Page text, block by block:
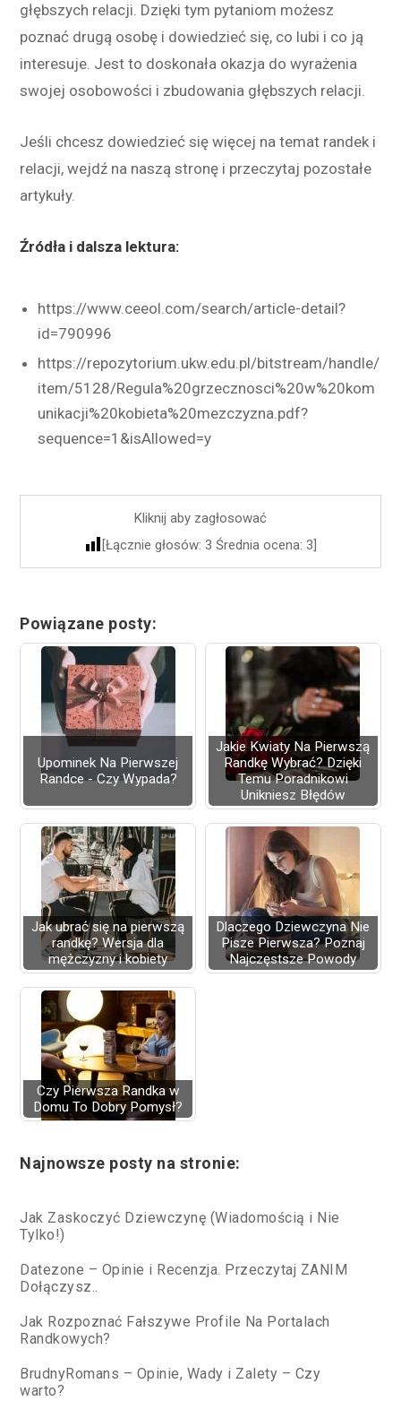
głębszych relacji. Dzięki tym pytaniom możesz
poznać drugą osobę i dowiedzieć się, co lubi i co ją
interesuje. Jest to doskonała okazja do wyrażenia
swojej osobowości i zbudowania głębszych relacji.
Jeśli chcesz dowiedzieć się więcej na temat randek i
relacji, wejdź na naszą stronę i przeczytaj pozostałe
artykuły.
Źródła i dalsza lektura:
https://www.ceeol.com/search/article-detail?
id=790996
https://repozytorium.ukw.edu.pl/bitstream/handle/
item/5128/Regula%20grzecznosci%20w%20kom
unikacji%20kobieta%20mezczyzna.pdf?
sequence=1&isAllowed=y
Kliknij aby zagłosować
[Łącznie głosów: 3 Średnia ocena: 3]
Powiązane posty:
Upominek Na Pierwszej
Randce - Czy Wypada?
Jakie Kwiaty Na Pierwszą
Randkę Wybrać? Dzięki
Temu Poradnikowi
Unikniesz Błędów
Jak ubrać się na pierwszą
randkę? Wersja dla
mężczyzny i kobiety
Dlaczego Dziewczyna Nie
Pisze Pierwsza? Poznaj
Najczęstsze Powody
Czy Pierwsza Randka w
Domu To Dobry Pomysł?
Najnowsze posty na stronie:
Jak Zaskoczyć Dziewczynę (Wiadomością i Nie
Tylko!)
Datezone – Opinie i Recenzja. Przeczytaj ZANIM
Dołączysz..
Jak Rozpoznać Fałszywe Profile Na Portalach
Randkowych?
BrudnyRomans – Opinie, Wady i Zalety – Czy
warto?